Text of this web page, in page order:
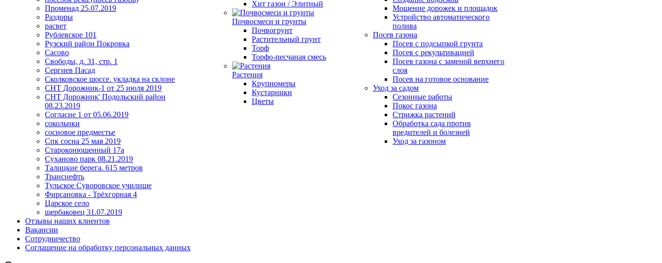
Променад 25.07.2019
Раздоры
расвет
Рублевское 101
Рузский район Покровка
Сасово
Свободы, д. 31, стр. 1
Сергиев Пасад
Сколковское шоссе. укладка на склоне
СНТ Дорожник-1 от 25 июля 2019
СНТ Дорожник' Подольский район
08.23.2019
Согласие 1 от 05.06.2019
сокольнки
сосновое предместье
Спк сосна 25 мая 2019
Староконюшенный 17а
Суханово парк 08.21.2019
Талицкие берега. 615 метров
Транснефть
Тульское Суворовское училище
Фирсановка - Трёхгорная 4
Царское село
щербаковец 31.07.2019
Отзывы наших клиентов
Вакансии
Сотрудничество
Соглашение на обработку персональных данных
Хит газон / Элитный
Почвосмеси и грунты
Почвогрунт
Растительный грунт
Торф
Торфо-песчаная смесь
Растения
Крупномеры
Кустарники
Цветы
Мощение дорожек и площадок
Устройство автоматического
полива
Посев газона
Посев с подсыпкой грунта
Посев с рекультивацией
Посев газона с заменой верхнего
слоя
Посев на готовое основание
Уход за садом
Сезонные работы
Покос газона
Стрижка растений
Обработка сада против
вредителей и болезней
Уход за газоном